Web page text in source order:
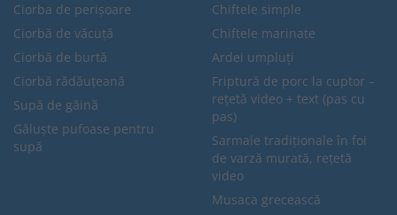
Ciorba de perișoare
Ciorbă de văcuță
Ciorbă de burtă
Ciorbă rădăuțeană
Supă de găină
Găluște pufoase pentru
supă
Chiftele simple
Chiftele marinate
Ardei umpluți
Friptură de porc la cuptor –
rețetă video + text (pas cu
pas)
Sarmale tradiționale în foi
de varză murată, rețetă
video
Musaca grecească